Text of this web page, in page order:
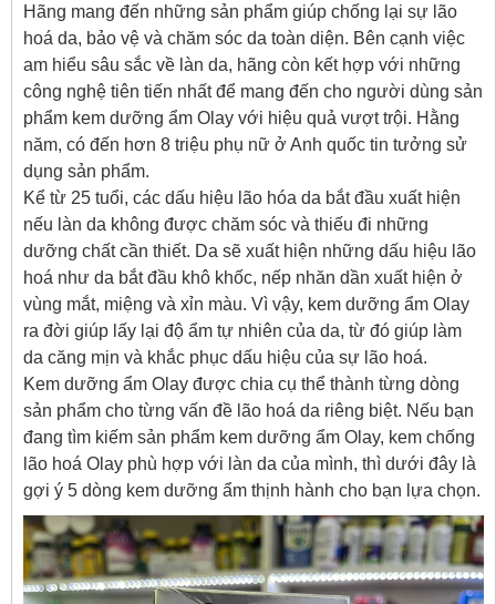
Hãng mang đến những sản phẩm giúp chống lại sự lão
hoá da, bảo vệ và chăm sóc da toàn diện. Bên cạnh việc
am hiểu sâu sắc về làn da, hãng còn kết hợp với những
công nghệ tiên tiến nhất để mang đến cho người dùng sản
phẩm kem dưỡng ẩm Olay với hiệu quả vượt trội. Hằng
năm, có đến hơn 8 triệu phụ nữ ở Anh quốc tin tưởng sử
dụng sản phẩm.
Kể từ 25 tuổi, các dấu hiệu lão hóa da bắt đầu xuất hiện
nếu làn da không được chăm sóc và thiếu đi những
dưỡng chất cần thiết. Da sẽ xuất hiện những dấu hiệu lão
hoá như da bắt đầu khô khốc, nếp nhăn dần xuất hiện ở
vùng mắt, miệng và xỉn màu. Vì vậy, kem dưỡng ẩm Olay
ra đời giúp lấy lại độ ẩm tự nhiên của da, từ đó giúp làm
da căng mịn và khắc phục dấu hiệu của sự lão hoá.
Kem dưỡng ẩm Olay được chia cụ thể thành từng dòng
sản phẩm cho từng vấn đề lão hoá da riêng biệt. Nếu bạn
đang tìm kiếm sản phẩm kem dưỡng ẩm Olay, kem chống
lão hoá Olay phù hợp với làn da của mình, thì dưới đây là
gợi ý 5 dòng kem dưỡng ẩm thịnh hành cho bạn lựa chọn.